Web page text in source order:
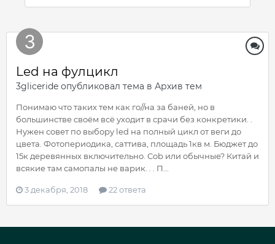
Led на фулцикл
3gliceride опубликовал тема в Архив тем
Понимаю что таких тем как го//на за баней, но в
большинстве своём всё уходит в срачи без конкретики. .
Нужен совет по выбору led на полный цикл от веги до
цвета. Фотопериодика, саттива, площадь 1кв м. Бюджет до
15к деревянных включительно. Cob или обычные? Китай и
всякие там самопалы не варик. . . П...
3 декабря, 2018 22 ответа